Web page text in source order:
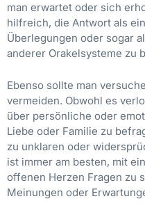
man erwartet oder sich
hilfreich, die Antwort als
Überlegungen oder sogar
anderer Orakelsysteme zu
Ebenso sollte man
vermeiden. Obwohl es
über persönliche oder
Liebe oder Familie zu
zu unklaren oder
ist immer am besten, mit
offenen Herzen Fragen zu
Meinungen oder